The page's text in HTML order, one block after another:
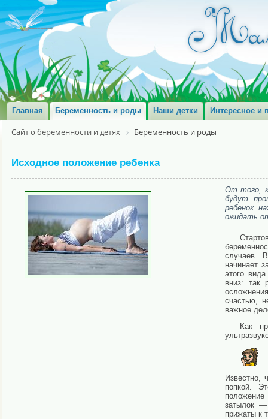
Главная Беременность и роды Наши детки Интересное и
Сайт о беременности и детях Беременность и роды
Исходное положение ребенка
От того,
будут
ребенок
ожидать
случаев.
начинает
этого
вниз: так
счастью,
важное
Как
Известно,
попкой.
затылок —
прижаты к